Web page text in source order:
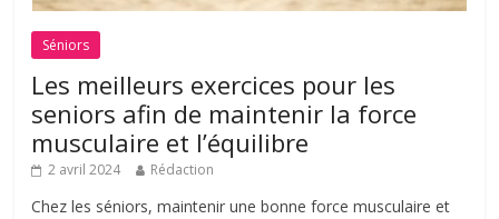
Séniors
Les meilleurs exercices pour les
seniors afin de maintenir la force
musculaire et l’équilibre
2 avril 2024 Rédaction
Chez les séniors, maintenir une bonne force musculaire et